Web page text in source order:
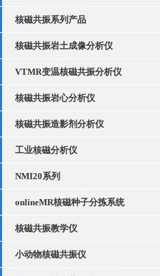
核磁共振系列产品
核磁共振岩土成像分析仪
VTMR变温核磁共振分析仪
核磁共振岩心分析仪
核磁共振造影剂分析仪
工业核磁分析仪
NMI20系列
onlineMR核磁种子分拣系统
核磁共振教学仪
小动物核磁共振仪